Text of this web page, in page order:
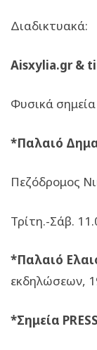
Διαδικτυακά:
Aisxylia.gr &
Φυσικά
*Παλαιό
Πεζόδρομος
Τρίτη.-Σάβ.
*Παλαιό
εκδηλώσεων,
*Σημεία